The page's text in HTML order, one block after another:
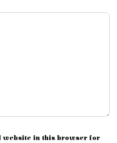
website in this browser for